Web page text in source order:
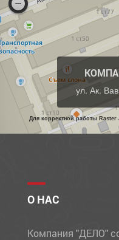
ул. Ак.
Для корректной работы
О НАС
Компания "ДЕЛО"